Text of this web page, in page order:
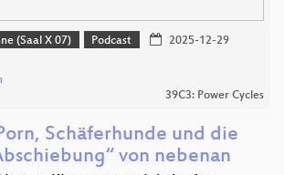
(Saal X 07) Podcast
2025-12-29
39C3: Power Cycles
Schäferhunde und die
von nebenan